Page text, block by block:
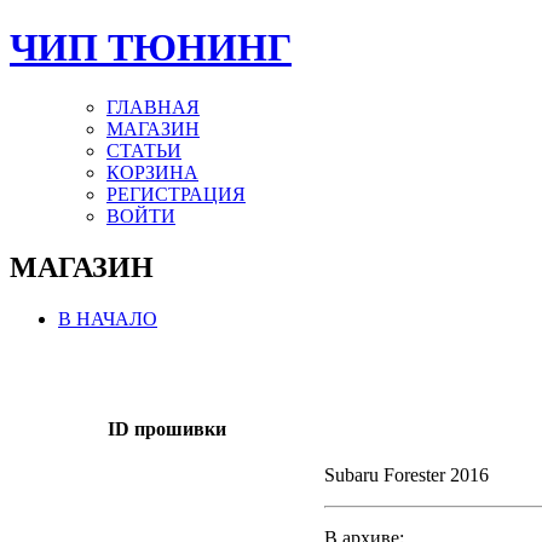
ЧИП ТЮНИНГ
ГЛАВНАЯ
МАГАЗИН
СТАТЬИ
КОРЗИНА
РЕГИСТРАЦИЯ
ВОЙТИ
МАГАЗИН
В НАЧАЛО
ID прошивки
Subaru Forester 2016
В архиве: